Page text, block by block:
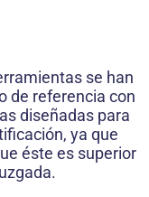
se han
de referencia con
diseñadas para
ya que
éste es superior